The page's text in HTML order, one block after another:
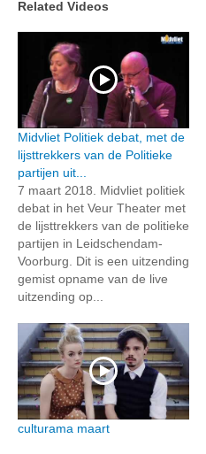
Related Videos
Midvliet Politiek debat, met de
lijsttrekkers van de Politieke
partijen uit...
7 maart 2018. Midvliet politiek
debat in het Veur Theater met
de lijsttrekkers van de politieke
partijen in Leidschendam-
Voorburg. Dit is een uitzending
gemist opname van de live
uitzending op...
culturama maart